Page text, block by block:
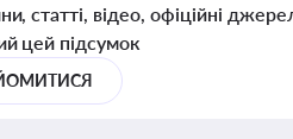
статті, відео, офіційні
цей підсумок